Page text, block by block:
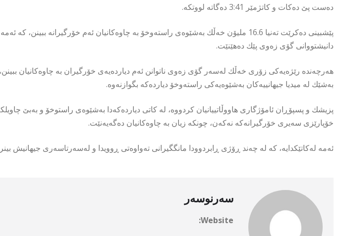
دەست پێ دەكات و كاتژمێر 3:41 دەگاتە لووتكە.
دانیشتووانی گۆی زەوی پێك دەهێنێت.
هەرچەندە رێژەیەكی زۆری خەڵك لەسەر گۆی زەوی ناتوانن ئەم دیاردەیەی خۆرگیران بە چاوەكانیان
بەشێك لە میدیا جیهانییەكان بەشێوەیەكی راستەوخۆ دیاردەكە بگوازنەوە.
پزیشك و پسپۆڕان ئامۆژگاری هاووڵاتییانیان كردووە، لە كاتی دیاردەكەدا بەشێوەی راستوخۆ و بەبێ
خۆپارێزی سەیری خۆرگیرانەكە نەكەن، چونكە زیان بە چاوەكانیان دەگەیەنێت.
ئەمە لەكاتێكدایە، كە لە چەند ڕۆژی ڕابردوودا مانگگیرانی تەواوەتی ڕوویدا و لەسەرتاسەری جیهانیش بینرا و زیاتر لە 3
سەرنوسەر
Website: